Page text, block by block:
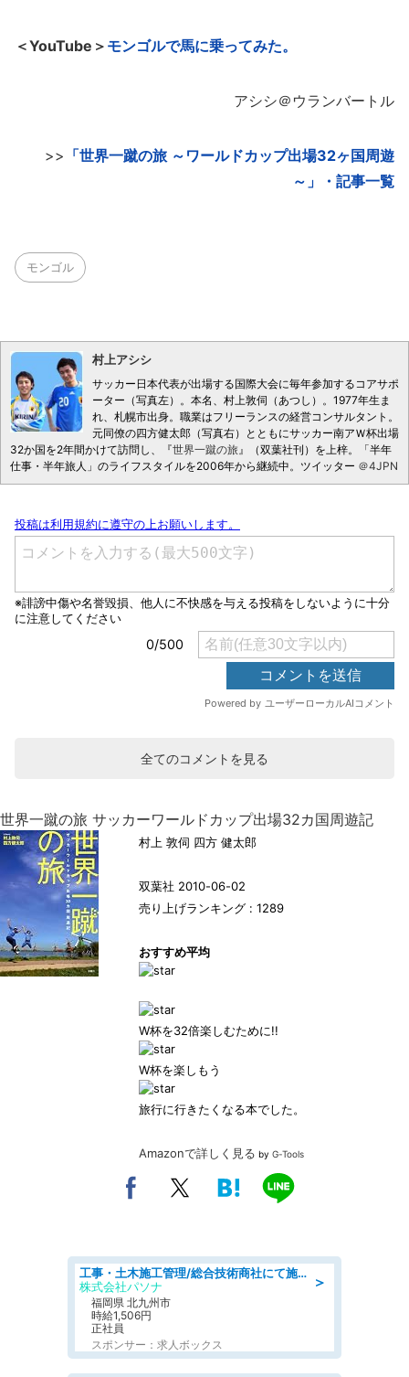
＜YouTube＞ モンゴルで馬に乗ってみた。
アシシ＠ウランバートル
>> 「世界一蹴の旅 ～ワールドカップ出場32ヶ国周遊
～」・記事一覧
モンゴル
村上アシシ
サッカー日本代表が出場する国際大会に毎年参加するコアサポ
ーター（写真左）。本名、村上敦伺（あつし）。1977年生ま
れ、札幌市出身。職業はフリーランスの経営コンサルタント。
元同僚の四方健太郎（写真右）とともにサッカー南アＷ杯出場
32か国を2年間かけて訪問し、『世界一蹴の旅』（双葉社刊）を上梓。「半年
仕事・半年旅人」のライフスタイルを2006年から継続中。ツイッター ＠4JPN
全てのコメントを見る
世界一蹴の旅 サッカーワールドカップ出場32カ国周遊記
村上 敦伺 四方 健太郎
双葉社 2010-06-02
売り上げランキング : 1289
おすすめ平均
W杯を32倍楽しむために!!
W杯を楽しもう
旅行に行きたくなる本でした。
Amazonで詳しく見る by G-Tools
＞
工事・土木施工管理/総合技術商社にて施工管理のお仕事/即日勤務可/車通勤可/工事・土木施工管理/生産・品質管理
株式会社パソナ
福岡県 北九州市
時給1,506円
正社員
スポンサー：求人ボックス